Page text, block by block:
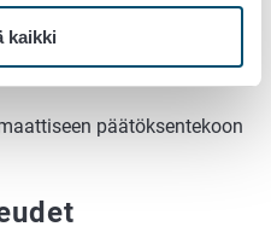
kaikki
ja
päätöksentekoon